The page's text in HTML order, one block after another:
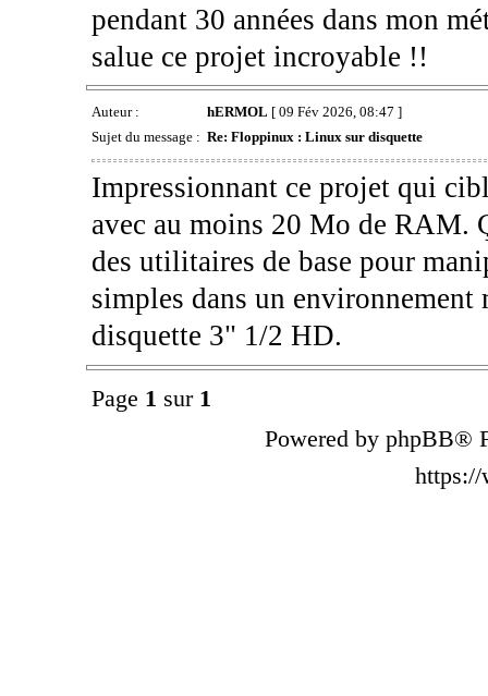
pendant 30 années dans mon
salue ce projet incroyable !!
Auteur : hERMOL [ 09 Fév 2026, 08:47 ]
Sujet du message : Re: Floppinux : Linux sur disquette
Impressionnant ce projet qui
avec au moins 20 Mo de RAM.
des utilitaires de base pour
simples dans un
disquette 3" 1/2 HD.
Page 1 sur 1
Powered by phpBB®
https://